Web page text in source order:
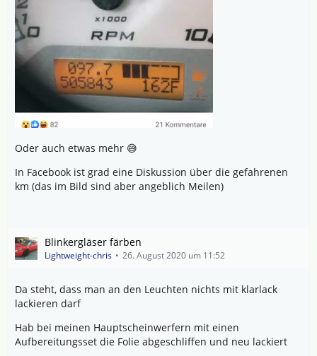
Oder auch etwas mehr 😅
In Facebook ist grad eine Diskussion über die gefahrenen
km (das im Bild sind aber angeblich Meilen)
Blinkergläser färben
Lightweight-chris 26. August 2020 um 11:52
Da steht, dass man an den Leuchten nichts mit klarlack
lackieren darf
Hab bei meinen Hauptscheinwerfern mit einen
Aufbereitungsset die Folie abgeschliffen und neu lackiert